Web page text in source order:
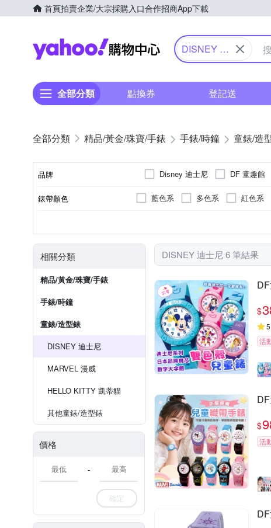
首頁拍賣企業/大宗採購入口合作招商App下載
Yahoo購物中心
DISNEY 迪
全部分類 點換券 登記送
精品/黃金/珠寶/手錶 手錶/時鐘 童錶/造
品牌 Disney 迪士尼 DF 童趣館
錶帶顏色 藍色系 多色系 紅色系
相關分類
精品/黃金/珠寶/手錶
手錶/時鐘
童錶/造型錶
DISNEY 迪士尼
MARVEL 漫威
HELLO KITTY 凱蒂貓
其他童錶/造型錶
價格
-
確定
DISNEY 迪士尼 6 筆結果
$
5
活
$
活